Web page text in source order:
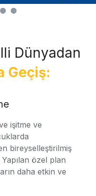
Dünyadan
Geçiş:
işitme ve
bireyselleştirilmiş
özel plan
daha etkin ve